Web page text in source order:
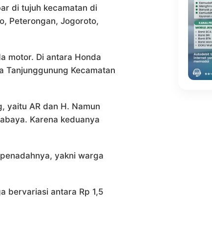
di tujuh kecamatan di
Peterongan, Jogoroto,
motor. Di antara Honda
Tanjunggunung Kecamatan
yaitu AR dan H. Namun
Karena keduanya
yakni warga
bervariasi antara Rp 1,5